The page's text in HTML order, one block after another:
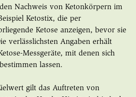
Nachweis von Ketonkörpern im
Ketostix, die per
Ketose anzeigen, bevor sie
verlässlichsten Angaben erhält
Messgeräte, mit denen sich
lassen.
gilt das Auftreten von